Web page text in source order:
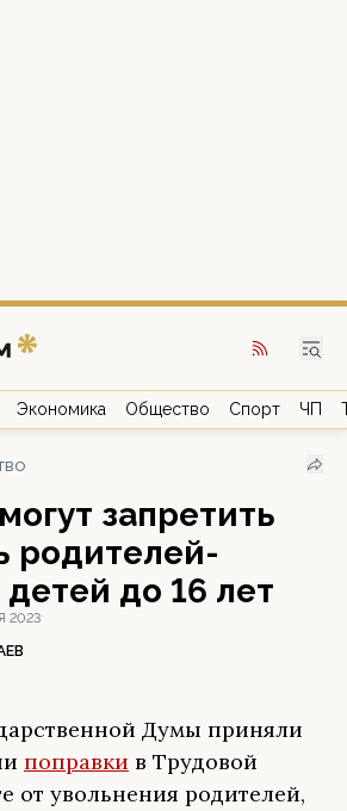
Экономика Общество Спорт ЧП
запретить
родителей-
до 16 лет
2023
Думы приняли
поправки в Трудовой
от увольнения родителей,